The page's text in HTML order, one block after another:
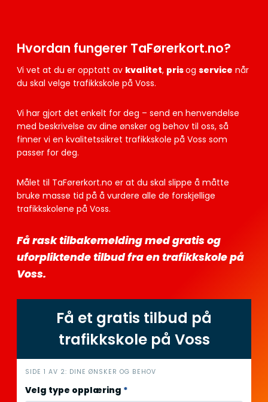
Hvordan fungerer TaFørerkort.no?
Vi vet at du er opptatt av kvalitet, prisog service når
du skal velge trafikkskole på Voss.
Vi har gjort det enkelt for deg – send en henvendelse
med beskrivelse av dine ønsker og behov til oss, så
finner vi en kvalitetssikret trafikkskole på Voss som
passer for deg.
Målet til TaFørerkort.no er at du skal slippe å måtte
bruke masse tid på å vurdere alle de forskjellige
trafikkskolene på Voss.
Få rask tilbakemelding med gratis og
uforpliktende tilbud fra en trafikkskole på
Voss.
Få et gratis tilbud på
trafikkskole på Voss
i
n
SIDE 1 AV 2: DINE ØNSKER OG BEHOV
Velg type opplæring *